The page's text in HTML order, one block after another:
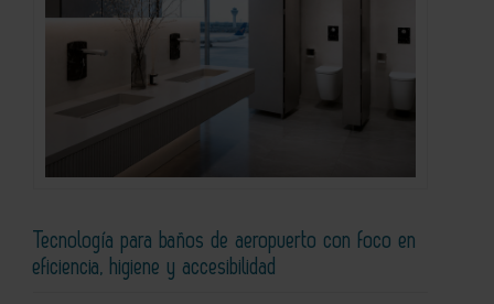
Tecnología para baños de aeropuerto con foco en
eficiencia, higiene y accesibilidad